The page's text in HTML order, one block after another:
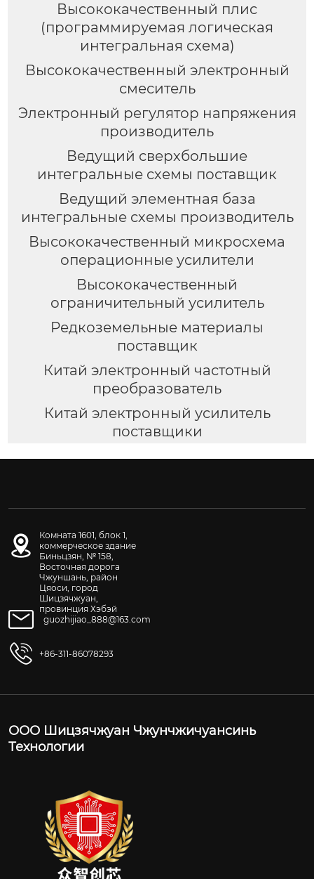
Высококачественный плис
(программируемая логическая
интегральная схема)
Высококачественный электронный
смеситель
Электронный регулятор напряжения
производитель
Ведущий сверхбольшие
интегральные схемы поставщик
Ведущий элементная база
интегральные схемы производитель
Высококачественный микросхема
операционные усилители
Высококачественный
ограничительный усилитель
Редкоземельные материалы
поставщик
Китай электронный частотный
преобразователь
Китай электронный усилитель
поставщики
Комната 1601, блок 1,
коммерческое здание
Биньцзян, № 158,
Восточная дорога
Чжуншань, район
Цяоси, город
Шицзячжуан,
провинция Хэбэй
guozhijiao_888@163.com
+86-311-86078293
ООО Шицзячжуан Чжунчжичуансинь
Технологии